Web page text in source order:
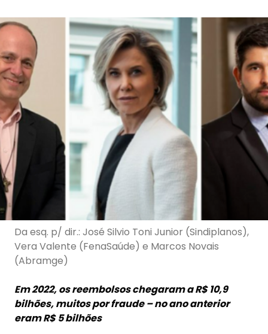
Da esq. p/ dir.: José Silvio Toni Junior (Sindiplanos),
Vera Valente (FenaSaúde) e Marcos Novais
(Abramge)
Em 2022, os reembolsos chegaram a R$ 10,9
bilhões, muitos por fraude – no ano anterior
eram R$ 5 bilhões